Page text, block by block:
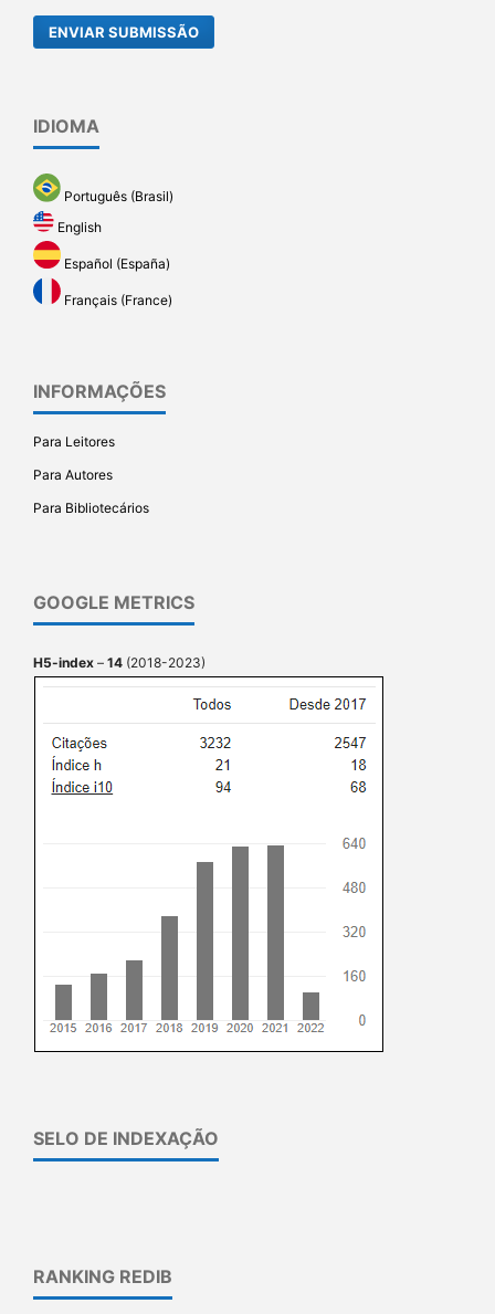
ENVIAR SUBMISSÃO
IDIOMA
Português (Brasil)
English
Español (España)
Français (France)
INFORMAÇÕES
Para Leitores
Para Autores
Para Bibliotecários
GOOGLE METRICS
H5-index – 14 (2018-2023)
SELO DE INDEXAÇÃO
RANKING REDIB